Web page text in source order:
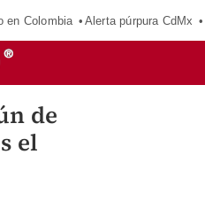
en Colombia Alerta púrpura CdMx
de
el